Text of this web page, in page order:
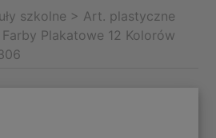
szkolne > Art. plastyczne
Plakatowe 12 Kolorów